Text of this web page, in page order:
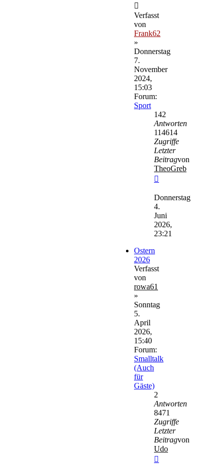
Verfasst
von
Frank62
»
Donnerstag
7.
November
2024,
15:03
Forum:
Sport
142
Antworten
114614
Zugriffe
Letzter
Beitragvon
TheoGreb
Beitrag
Donnerstag
4.
Juni
2026,
23:21
Ostern
2026
Verfasst
von
rowa61
»
Sonntag
5.
April
2026,
15:40
Forum:
Smalltalk
(Auch
für
Gäste)
2
Antworten
8471
Zugriffe
Letzter
Beitragvon
Udo